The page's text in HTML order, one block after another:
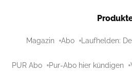
Magazin Abo Laufhelden:
PUR Abo Pur-Abo hier kündigen